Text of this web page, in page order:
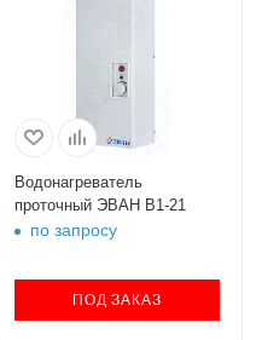
Водонагреватель
проточный ЭВАН В1-21
по запросу
ПОД ЗАКАЗ